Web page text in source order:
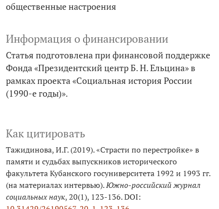
Как цитировать
Тажидинова, И.Г. (2019). «Страсти по перестройке» в
памяти и судьбах выпускников исторического
факультета Кубанского госуниверситета 1992 и 1993 гг.
(на материалах интервью).Южно-российский журнал
социальных наук, 20(1), 123-136. DOI:
общественные настроения
Информация о финансировании
Статья подготовлена при финансовой поддержке
Фонда «Президентский центр Б. Н. Ельцина» в
рамках проекта «Социальная история России
(1990-е годы)».